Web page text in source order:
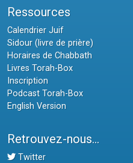
Ressources
Calendrier Juif
Sidour (livre de prière)
Horaires de Chabbath
Livres Torah-Box
Inscription
Podcast Torah-Box
English Version
Retrouvez-nous...
Twitter